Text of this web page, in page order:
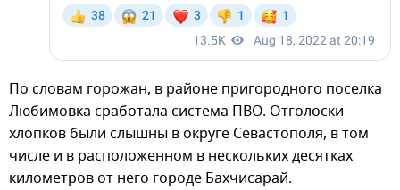
По словам горожан, в районе пригородного поселка
Любимовка сработала система ПВО. Отголоски
хлопков были слышны в округе Севастополя, в том
числе и в расположенном в нескольких десятках
километров от него городе Бахчисарай.